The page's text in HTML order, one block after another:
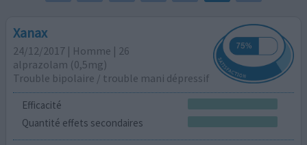
Xanax
24/12/2017 | Homme | 26
alprazolam (0,5mg)
Trouble bipolaire / trouble mani dépressif
Efficacité
Quantité effets secondaires